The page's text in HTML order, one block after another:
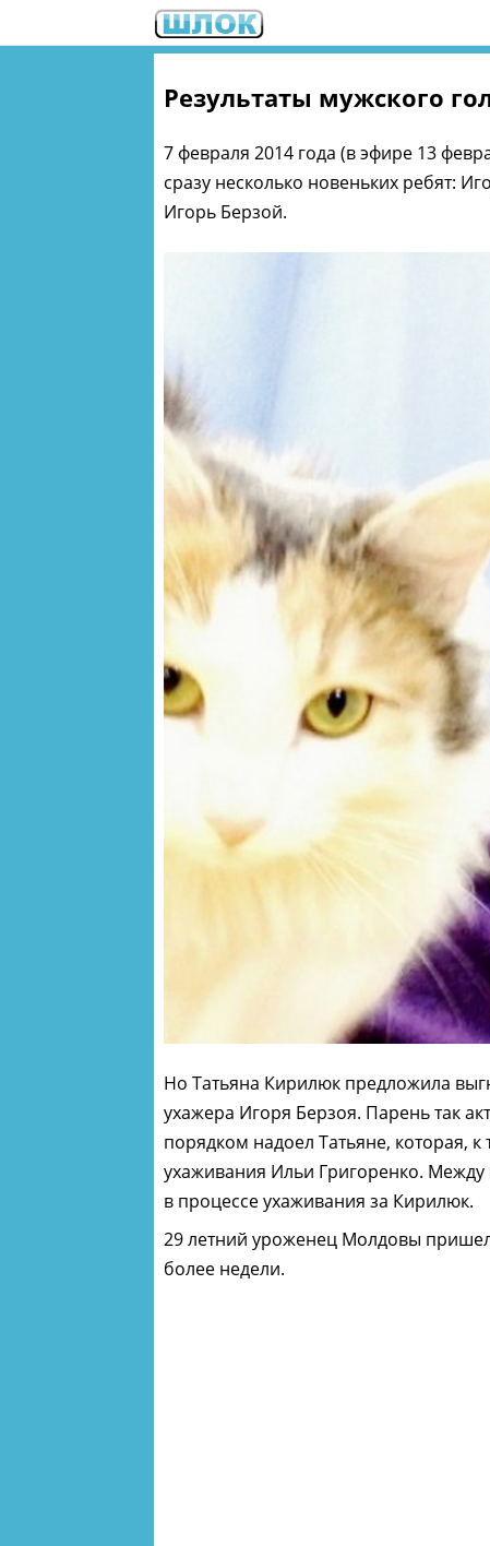
Результаты мужского
7 февраля 2014 года (в эфире 13
сразу несколько новеньких ребят:
Игорь Берзой.
Но Татьяна Кирилюк предложила
ухажера Игоря Берзоя. Парень так
порядком надоел Татьяне, которая,
ухаживания Ильи Григоренко.
в процессе ухаживания за Кирилюк.
29 летний уроженец Молдовы
более недели.